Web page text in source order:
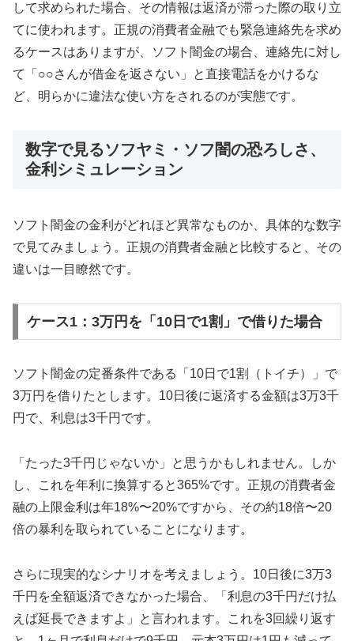
して求められた場合、その情報は返済が滞った際の取り立
てに使われます。正規の消費者金融でも緊急連絡先を求め
るケースはありますが、ソフト闇金の場合、連絡先に対し
て「○○さんが借金を返さない」と直接電話をかけるな
ど、明らかに違法な使い方をされるのが実態です。
数字で見るソフヤミ・ソフ闇の恐ろしさ、
金利シミュレーション
ソフト闇金の金利がどれほど異常なものか、具体的な数字
で見てみましょう。正規の消費者金融と比較すると、その
違いは一目瞭然です。
ケース1：3万円を「10日で1割」で借りた場合
ソフト闇金の定番条件である「10日で1割（トイチ）」で
3万円を借りたとします。10日後に返済する金額は3万3千
円で、利息は3千円です。
「たった3千円じゃないか」と思うかもしれません。しか
し、これを年利に換算すると365%です。正規の消費者金
融の上限金利は年18%〜20%ですから、その約18倍〜20
倍の暴利を取られていることになります。
さらに現実的なシナリオを考えましょう。10日後に3万3
千円を全額返済できなかった場合、「利息の3千円だけ払
えば延長できますよ」と言われます。これを3回繰り返す